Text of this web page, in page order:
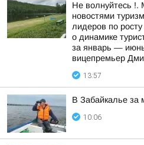
Не волнуйтесь
новостями
лидеров по
о динамике
за январь —
вицепремьер
13:57
В Забайкалье за
10:06